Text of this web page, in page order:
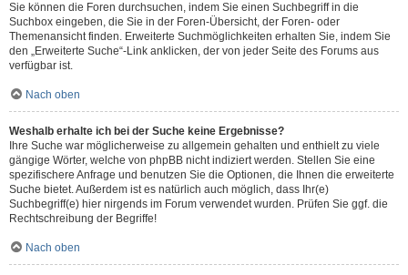
Sie können die Foren durchsuchen, indem Sie einen Suchbegriff in die
Suchbox eingeben, die Sie in der Foren-Übersicht, der Foren- oder
Themenansicht finden. Erweiterte Suchmöglichkeiten erhalten Sie, indem Sie
den „Erweiterte Suche“-Link anklicken, der von jeder Seite des Forums aus
verfügbar ist.
Nach oben
Weshalb erhalte ich bei der Suche keine Ergebnisse?
Ihre Suche war möglicherweise zu allgemein gehalten und enthielt zu viele
gängige Wörter, welche von phpBB nicht indiziert werden. Stellen Sie eine
spezifischere Anfrage und benutzen Sie die Optionen, die Ihnen die erweiterte
Suche bietet. Außerdem ist es natürlich auch möglich, dass Ihr(e)
Suchbegriff(e) hier nirgends im Forum verwendet wurden. Prüfen Sie ggf. die
Rechtschreibung der Begriffe!
Nach oben